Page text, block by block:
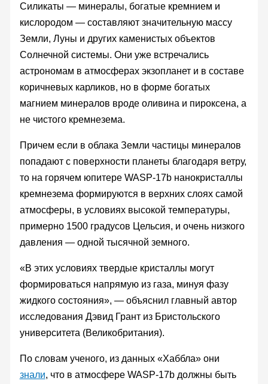
Силикаты — минералы, богатые кремнием и
кислородом — составляют значительную массу
Земли, Луны и других каменистых объектов
Солнечной системы. Они уже встречались
астрономам в атмосферах экзопланет и в составе
коричневых карликов, но в форме богатых
магнием минералов вроде оливина и пироксена, а
не чистого кремнезема.
Причем если в облака Земли частицы минералов
попадают с поверхности планеты благодаря ветру,
то на горячем юпитере WASP-17b нанокристаллы
кремнезема формируются в верхних слоях самой
атмосферы, в условиях высокой температуры,
примерно 1500 градусов Цельсия, и очень низкого
давления — одной тысячной земного.
«В этих условиях твердые кристаллы могут
формироваться напрямую из газа, минуя фазу
жидкого состояния», — объяснил главный автор
исследования Дэвид Грант из Бристольского
университета (Великобритания).
По словам ученого, из данных «Хаббла» они
знали, что в атмосфере WASP-17b должны быть